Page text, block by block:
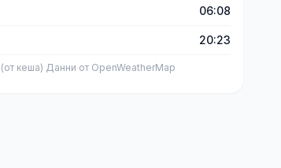
06:08
20:23
(от кеша) Данни от OpenWeatherMap